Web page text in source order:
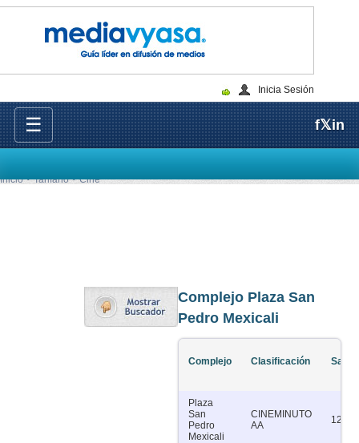
Inicia Sesión
☰ f𝕏in
Inicio Tarifario Cine
Complejo Plaza San
Pedro Mexicali
Complejo Clasificación Salas
Plaza
San
Pedro
Mexicali
CINEMINUTO
AA
12